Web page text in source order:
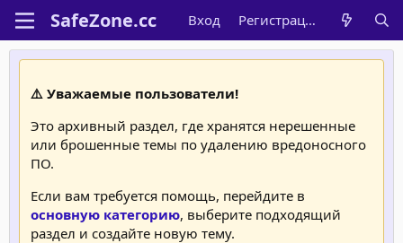
Вход Регистрация
⚠️ Уважаемые пользователи!
Это архивный раздел, где хранятся нерешенные
или брошенные темы по удалению вредоносного
ПО.
Если вам требуется помощь, перейдите в
основную категорию, выберите подходящий
раздел и создайте новую тему.